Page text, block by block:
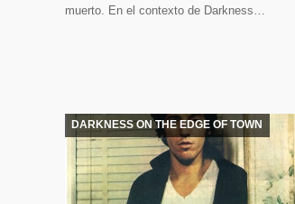
muerto. En el contexto de Darkness…
DARKNESS ON THE EDGE OF TOWN